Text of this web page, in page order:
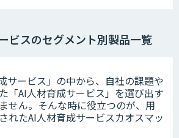
ビスのセグメント別製品一覧
サービス」の中から、自社の課題や
「AI人材育成サービス」を選び出す
せん。そんな時に役立つのが、用
れたAI人材育成サービスカオスマッ